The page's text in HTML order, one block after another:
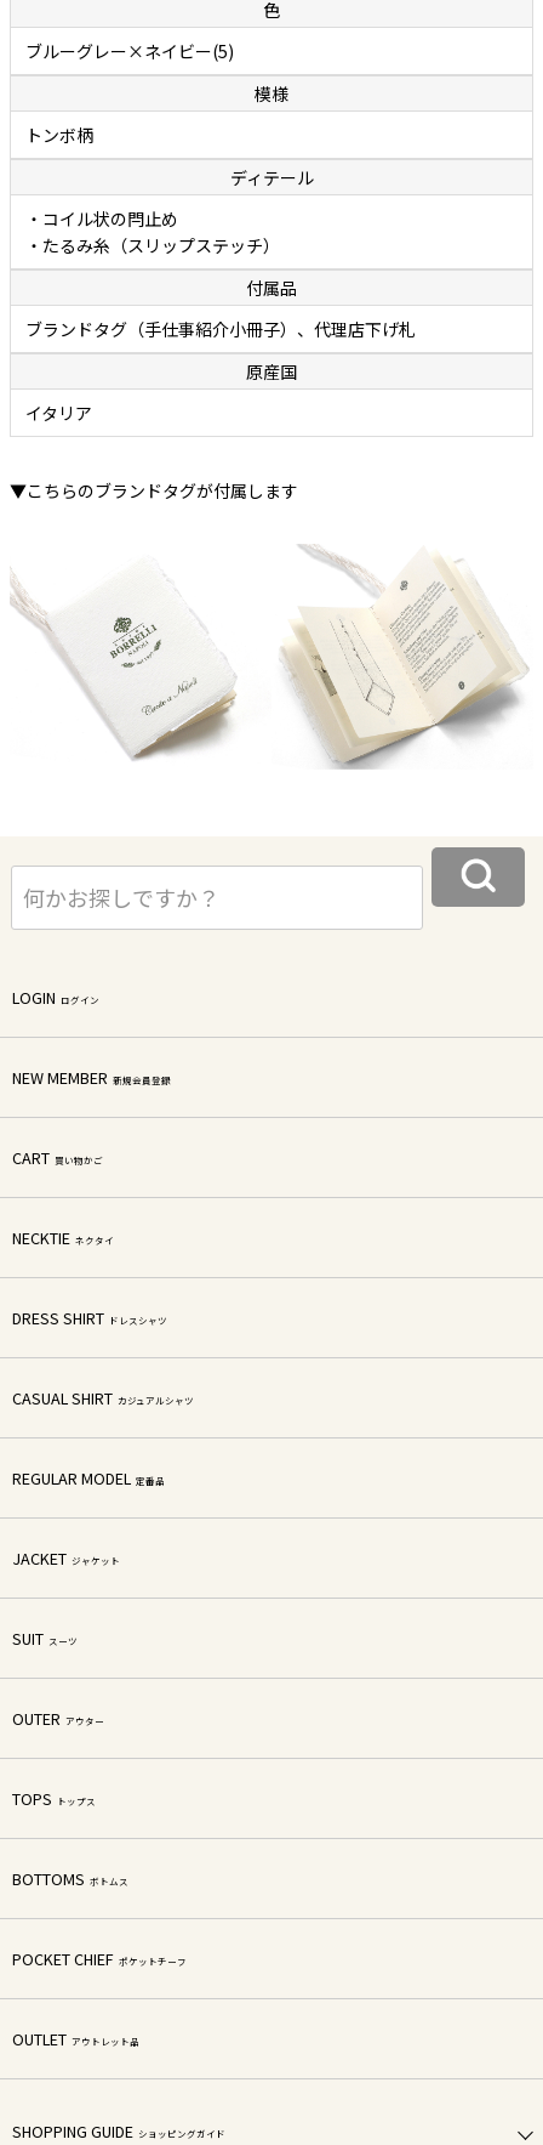
色
ブルーグレー×ネイビー(5)
模様
トンボ柄
ディテール
・コイル状の閂止め
・たるみ糸（スリップステッチ）
付属品
ブランドタグ（手仕事紹介小冊子）、代理店下げ札
原産国
イタリア
▼こちらのブランドタグが付属します
LOGIN ログイン
NEW MEMBER 新規会員登録
CART 買い物かご
NECKTIE ネクタイ
DRESS SHIRT ドレスシャツ
CASUAL SHIRT カジュアルシャツ
REGULAR MODEL 定番品
JACKET ジャケット
SUIT スーツ
OUTER アウター
TOPS トップス
BOTTOMS ボトムス
POCKET CHIEF ポケットチーフ
OUTLET アウトレット品
SHOPPING GUIDE ショッピングガイド